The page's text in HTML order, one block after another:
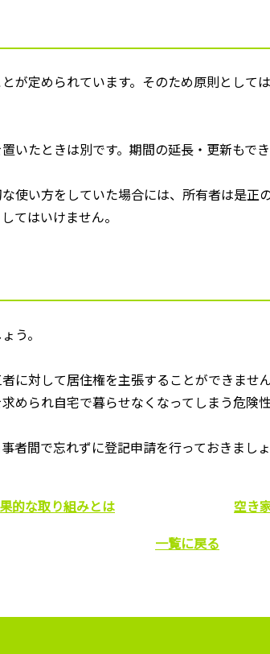
が定められています。そのため原則とし
いたときは別です。期間の延長・更新もで
使い方をしていた場合には、所有者は是
てはいけません。
う。
に対して居住権を主張することができま
められ自宅で暮らせなくなってしまう危険性
者間で忘れずに登記申請を行っておきましょ
的な取り組みとは
空き
一覧に戻る